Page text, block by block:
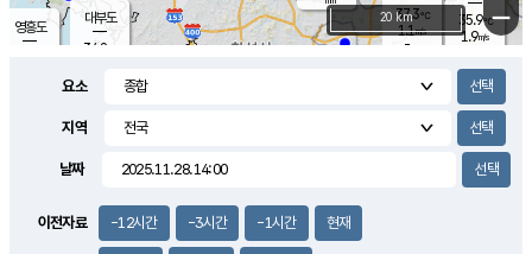
영흥도
35.9℃
1.9m/s
1.8m/s
대부도
34.8
37.3℃
1.1m/s
-
−
20 km
요소
지역
날짜
이전자료 -12시간 -3시간 -1시간 현재